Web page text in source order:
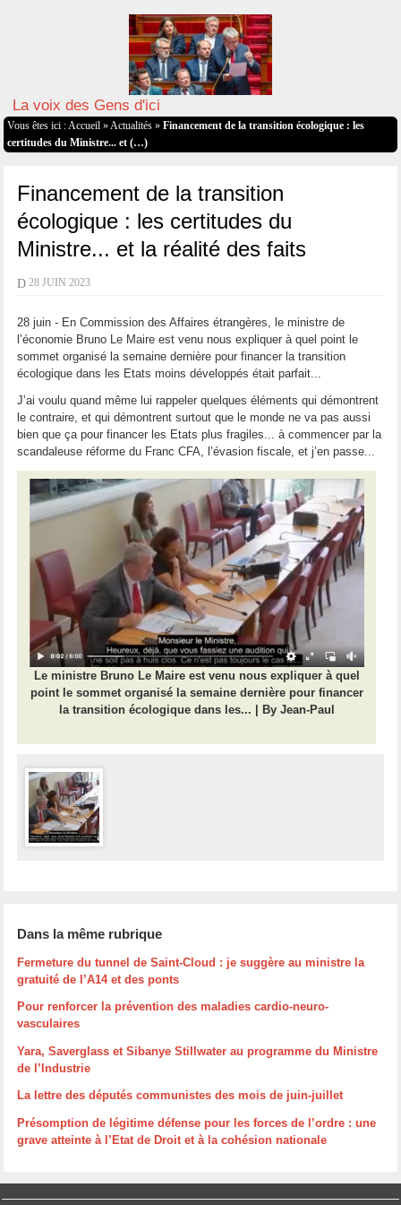
La voix des Gens d'ici
Vous êtes ici : Accueil » Actualités» Financement de la transition écologique : les
certitudes du Ministre... et (…)
Financement de la transition
écologique : les certitudes du
Ministre... et la réalité des faits
D 28 JUIN 2023
28 juin - En Commission des Affaires étrangères, le ministre de
l’économie Bruno Le Maire est venu nous expliquer à quel point le
sommet organisé la semaine dernière pour financer la transition
écologique dans les Etats moins développés était parfait...
J’ai voulu quand même lui rappeler quelques éléments qui démontrent
le contraire, et qui démontrent surtout que le monde ne va pas aussi
bien que ça pour financer les Etats plus fragiles... à commencer par la
scandaleuse réforme du Franc CFA, l’évasion fiscale, et j’en passe...
Le ministre Bruno Le Maire est venu nous expliquer à quel
point le sommet organisé la semaine dernière pour financer
la transition écologique dans les... | By Jean-Paul
Dans la même rubrique
Fermeture du tunnel de Saint-Cloud : je suggère au ministre la
gratuité de l’A14 et des ponts
Pour renforcer la prévention des maladies cardio-neuro-
vasculaires
Yara, Saverglass et Sibanye Stillwater au programme du Ministre
de l’Industrie
La lettre des députés communistes des mois de juin-juillet
Présomption de légitime défense pour les forces de l’ordre : une
grave atteinte à l’Etat de Droit et à la cohésion nationale